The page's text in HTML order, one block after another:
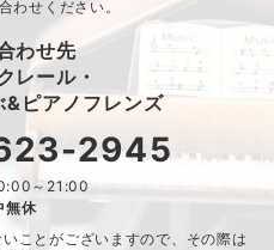
わせください。
わせ先
レール・
&ピアノフレンズ
2945
～21:00
無休
ことがございますので、 その際は